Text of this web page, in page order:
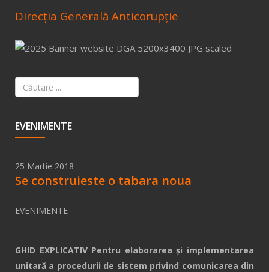
Direcţia Generală Anticorupţie
EVENIMENTE
25 Martie 2018
Se construieste o tabara noua
EVENIMENTE
GHID EXPLICATIV Pentru elaborarea și implementarea
unitară a procedurii de sistem privind comunicarea din